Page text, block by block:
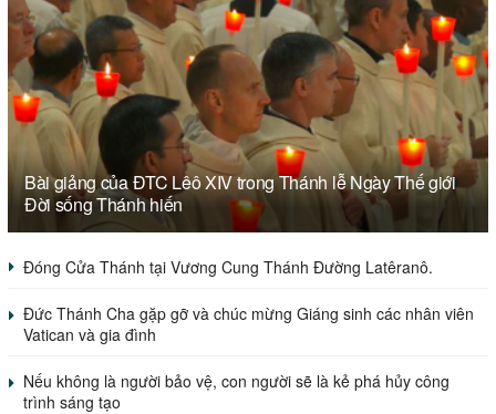
Bài giảng của ĐTC Lêô XIV trong Thánh lễ Ngày Thế giới
Đời sống Thánh hiến
Đóng Cửa Thánh tại Vương Cung Thánh Đường Latêranô.
Đức Thánh Cha gặp gỡ và chúc mừng Giáng sinh các nhân viên
Vatican và gia đình
Nếu không là người bảo vệ, con người sẽ là kẻ phá hủy công
trình sáng tạo